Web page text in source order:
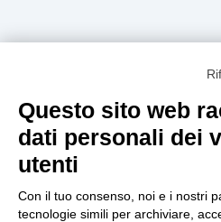
Oops! Page
Questo sito web
dati personali dei
utenti
Con il tuo consenso, noi e i nostri
tecnologie simili per archiviare,